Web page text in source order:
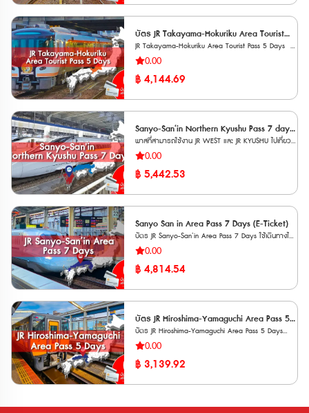
เล่นหิมะที่ GALA Yuzawa ที่เป็นที่เล่นหิมะที่เป็นที่นิยมมากใน
ญี่ปุ่นหรือเที่ยวในเขต Izu ที่มีซากุระที่สวยมากเลยทีเดียว
การร่วมกันบริหารของ 2 บริษัท ระหว่าง JR EAST กับ JR
HOKKAIDO ได้ทำการออกพาสใหม่มาให้นักท่องเที่ยวได้
ขึ้น Hokkaido Shinkansen โดยไม่ต้องง้อ JR Pass
Nation Wide ที่สามารถเดินทางรถไฟของ JR ได้ทั่ว
ประเทศ สามารถใช้งานได้ 6 วันแบบต่อเนื่อง **เริ่มใช้
งานได้ตั้งแต่วันที่ 14 มีนาคม เป็นต้นไป **ตั๋ว JR สามารถ
ตั๋วจะจัดส่งเฉพาะวันทำการ (ไม่รวมวันหยุดนักขัตฤกษ์ วัน
ศุกร์ และวันเสาร์-อาทิตย์) การใช้งาน 1. สามารถใช้งาน
ได้ 6 วันแบบต่อเนื่อง นับตั้งแต่วันเปิดใช้งานพาสวันแรก
2. ตั๋ว Voucher มีอายุ 90 วันนับจากวันที่ซื้อ 3.
สามารถจองที่นั่งได้ไม่จำกัด 4. จำหน่ายให้แก่นักท่องเที่ยว
ชาวต่างชาติเท่านั้น 5. เด็กอายุ 6-11 ปี จ่ายครึ่งราคา
ส่วนเด็กอายุต่ำกว่า 6 ปีไม่เสียค่าใช้จ่าย
บัตร JR Takayama-Hokuriku Area Tourist
Pass 5 Days – บัตร JR Pass สำหรับทาคายามะ
และโฮคุริคุ 5 วัน
JR Takayama-Hokuriku Area Tourist Pass 5 Days
● พาสรถไฟ JR ครอบคลุมพื้นที่หลักในโอซาก้า (Osaka)
ผ่านเกียวโต (Kyoto), นาโกย่า (Nagoya), ทาคายาม่า
(Takayama), คานาซาว่า (Kanazawa), โทยาม่า
Rapid ไม่จำกัดรอบ ภายในเส้นทางและวันที่กำหนด ●
จากสนามบินคันไซ (Kansai Airport; KIX) นั่งรถไฟขบวน
HARUKA ไปสถานี Tennoji, Osaka, Shin-Osaka, Kyoto
ได้ โดยจองที่นั่งฟรี ● นั่งรถบัสไปหมู่บ้านชิราคาวาโกะ
(Shirakawago) ได้ฟรีไม่จำกัดรอบ ● นั่งรถไฟ Hokuriku
Shinkansen ระหว่าง Toyama ↔ Tsuruga ได้ **เวา
เชอร์กระดาษ จัดส่งทาง EMS ภายใน 3 วันทำการ**
ต้องนำเวาเชอร์ ไปแลกพาสตัวจริงที่ญี่ปุ่น ภายใน 90 วัน
0.00
฿4,144.69
Sanyo-San‘in Northern Kyushu Pass 7 days
– บัตร JR Pass สำหรับซันโย, ซันอิน และคิวชู
ตอนเหนือ 7 วัน
พาสที่สามารถใช้งาน JR WEST และ JR KYUSHU ไปเที่ยว
ได้ไกลมากขึ้นทั้งในแถบคันไซและถึงเกาะคิวชูเหนือ เพิ่มเส้น
ทางมากกว่าเดิม ขึ้นรถไฟ JR ได้ไม่จำกัด จาก Osaka /
Kyoto ไปยัง Sanyo / San’in และ Kyushu เหนือ
ทำการ** **ตั๋ว JR สามารถสั่งซื้อล่วงหน้าก่อนเดินทางได้
90 วัน เนื่องจากต้องนำ Voucher JR ไปแลกตั๋วจริงที่
ญี่ปุ่นภายในไม่เกิน 90 วัน
0.00
฿5,442.53
Sanyo San in Area Pass 7 Days (E-Ticket)
บัตร JR Sanyo-San’in Area Pass 7 Days ใช้เดินทางได้
ไม่อั้น ตั้งแต่แถบ Kansai (Kansai Airport, Osaka,
Kyoto, Wakayama, Kobe) แถบ Sanyo (Okayama,
Hiroshima, Yamaguchi) และแถบ San’in (Tottori,
ได้ 90 วัน เนื่องจากต้องไปแลกตั๋วจริงที่ญี่ปุ่นภายในไม่
เกิน 90 วัน หมายเหตุ • ไม่สามารถใช้ได้กับ Tokaido
Shinkansen (Shin-Osaka ⇔ Kyoto / Maibara) • ไม่
สามารถใช้ได้กับ JR Kyushu สายดั้งเดิม (เช่น Hakata –
Shimonoseki) • รถบัส West JR Bus จะใช้ได้เฉพาะในเขต
เมือง Kyoto (เฉพาะสาย Takao / Keihoku) • มีค่าใช้
จ่ายเพิ่มเติม กรณีใช้บริการขบวนรถไฟที่ต้องแสดงตั๋วขึ้น
รถไฟ (Jousha Seiriken) หรือ ตั๋วไลน์เนอร์ (Liner Ken)
0.00
฿4,814.54
บัตร JR Hiroshima-Yamaguchi Area Pass 5
Days [E-Tciket]
บัตร JR Hiroshima-Yamaguchi Area Pass 5 Days
Hiroshima-Yamaguchi เริ่มเที่ยวได้จากคิวชู
(Kyushu) สู่ ชูโกขุ (Chugoku) เริ่มจากสถานี
Hakata เที่ยวยาวไปถึง Hiroshima, Yamaguchi ได้แบบ
Voucher) จัดส่งทาง Email หลังการสั่งซื้อ ต้องนำเวาเชอ
ซื้อ การใช้งาน • ผู้ถือตั๋ว Rail Pass สำหรับผู้ใหญ่หรือ
0.00
฿3,139.92